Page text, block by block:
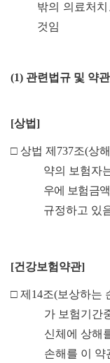
밖의 의료처
것임
(1) 관련법규 및 약관
[상법]
□ 상법 제 737조(상
약의 보험자
우에 보험금
규정하고 있
[건강보험약관]
□ 제 14조(보상하는
가 보험기간
신체에 상해
손해를 이 약